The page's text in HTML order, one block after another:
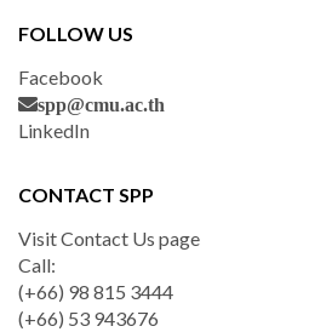
FOLLOW US
Facebook
spp@cmu.ac.th
LinkedIn
CONTACT SPP
Visit Contact Us page
Call:
(+66) 98 815 3444
(+66) 53 943676